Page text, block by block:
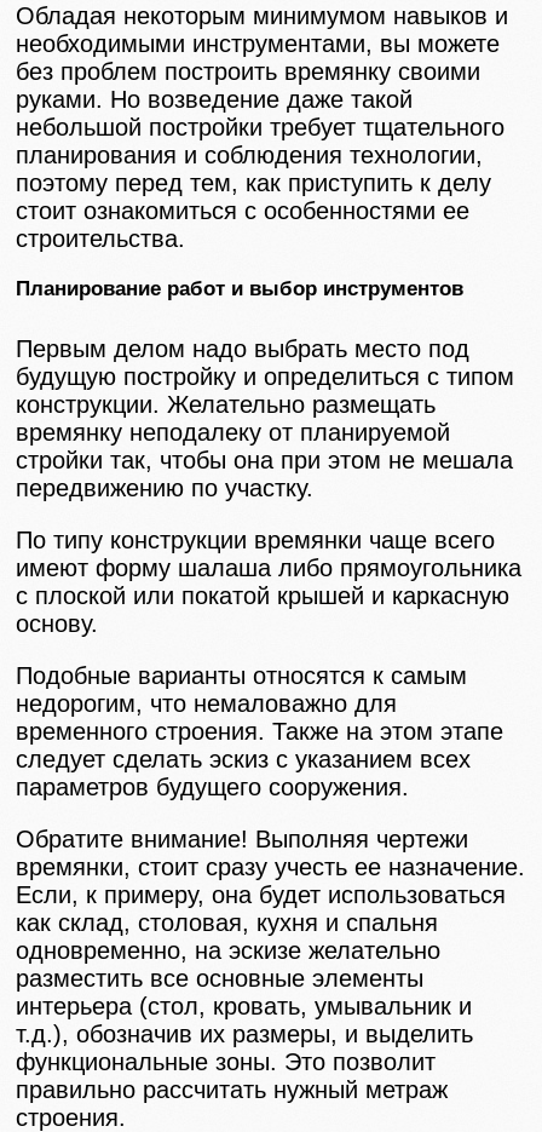
Обладая некоторым минимумом навыков и
необходимыми инструментами, вы можете
без проблем построить времянку своими
руками. Но возведение даже такой
небольшой постройки требует тщательного
планирования и соблюдения технологии,
поэтому перед тем, как приступить к делу
стоит ознакомиться с особенностями ее
строительства.
Планирование работ и выбор инструментов
Первым делом надо выбрать место под
будущую постройку и определиться с типом
конструкции. Желательно размещать
времянку неподалеку от планируемой
стройки так, чтобы она при этом не мешала
передвижению по участку.
По типу конструкции времянки чаще всего
имеют форму шалаша либо прямоугольника
с плоской или покатой крышей и каркасную
основу.
Подобные варианты относятся к самым
недорогим, что немаловажно для
временного строения. Также на этом этапе
следует сделать эскиз с указанием всех
параметров будущего сооружения.
Обратите внимание! Выполняя чертежи
времянки, стоит сразу учесть ее назначение.
Если, к примеру, она будет использоваться
как склад, столовая, кухня и спальня
одновременно, на эскизе желательно
разместить все основные элементы
интерьера (стол, кровать, умывальник и
т.д.), обозначив их размеры, и выделить
функциональные зоны. Это позволит
правильно рассчитать нужный метраж
строения.